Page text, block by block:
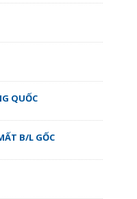
QUỐC
B/L GỐC